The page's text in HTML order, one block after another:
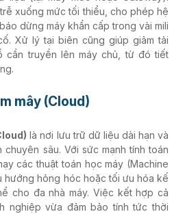
xuống mức tối thiểu, cho phép hệ
dừng máy khẩn cấp trong vài mili
Xử lý tại biên cũng giúp giảm tải
cần truyền lên máy chủ, từ đó tiết
mây (Cloud)
là nơi lưu trữ dữ liệu dài hạn và
sâu. Với sức mạnh tính toán
các thuật toán học máy (Machine
hướng hỏng hóc hoặc tối ưu hóa kế
cho đa nhà máy. Việc kết hợp cả
nghiệp vừa đảm bảo tính tức thời